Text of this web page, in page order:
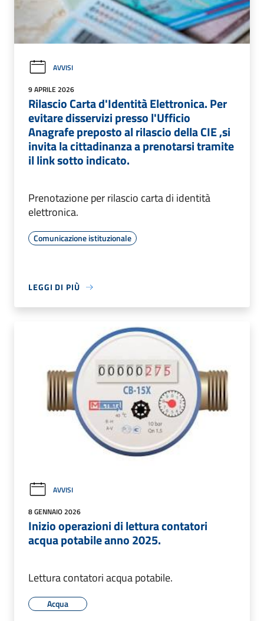
AVVISI
9 APRILE 2026
Rilascio Carta d'Identità Elettronica. Per
evitare disservizi presso l'Ufficio
Anagrafe preposto al rilascio della CIE ,si
invita la cittadinanza a prenotarsi tramite
il link sotto indicato.
Prenotazione per rilascio carta di identità
elettronica.
Comunicazione istituzionale
LEGGI DI PIÙ
AVVISI
8 GENNAIO 2026
Inizio operazioni di lettura contatori
acqua potabile anno 2025.
Lettura contatori acqua potabile.
Acqua